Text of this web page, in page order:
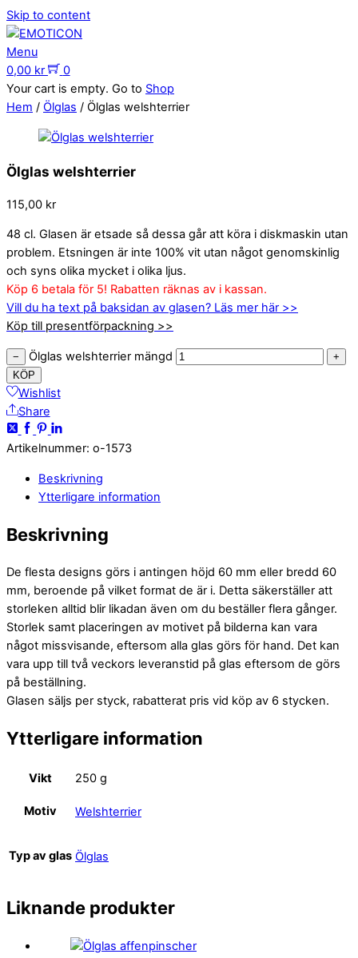
Skip to content
Menu
0,00 kr
0
Your cart is empty. Go to Shop
Hem / Ölglas / Ölglas welshterrier
Ölglas welshterrier
115,00 kr
48 cl. Glasen är etsade så dessa går att köra i diskmaskin utan
problem. Etsningen är inte 100% vit utan något genomskinlig
och syns olika mycket i olika ljus.
Köp 6 betala för 5! Rabatten räknas av i kassan.
Vill du ha text på baksidan av glasen? Läs mer här >>
Köp till presentförpackning >>
− Ölglas welshterrier mängd
+
KÖP
Wishlist
Share
Artikelnummer: o-1573
Beskrivning
Ytterligare information
Beskrivning
De flesta designs görs i antingen höjd 60 mm eller bredd 60
mm, beroende på vilket format de är i. Detta säkerställer att
storleken alltid blir likadan även om du beställer flera gånger.
Storlek samt placeringen av motivet på bilderna kan vara
något missvisande, eftersom alla glas görs för hand. Det kan
vara upp till två veckors leveranstid på glas eftersom de görs
på beställning.
Glasen säljs per styck, rabatterat pris vid köp av 6 stycken.
Ytterligare information
Vikt 250 g
Motiv Welshterrier
Typ av glas Ölglas
Liknande produkter